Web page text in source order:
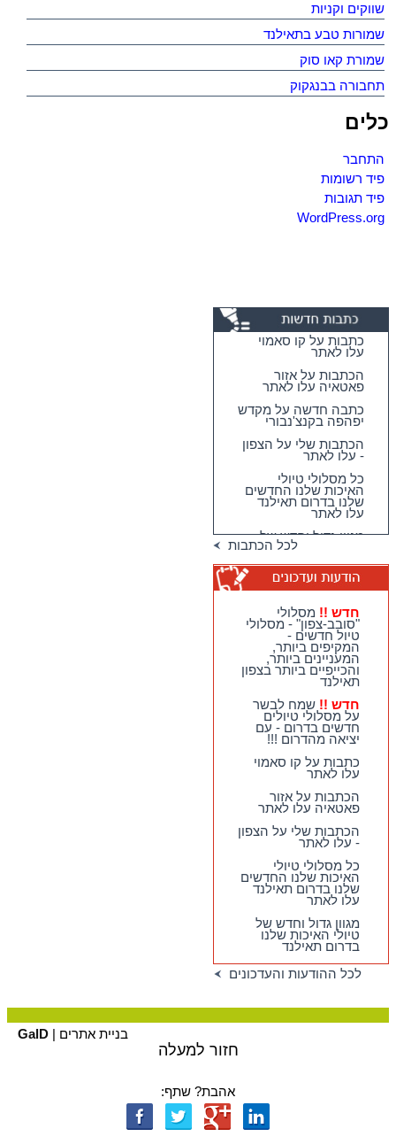
שווקים וקניות
שמורות טבע בתאילנד
שמורת קאו סוק
תחבורה בבנגקוק
כלים
התחבר
פיד רשומות
פיד תגובות
WordPress.org
כתבות על קו סאמוי
עלו לאתר
הכתבות על אזור
פאטאיה עלו לאתר
כתבה חדשה על מקדש
יפהפה בקנצ'נבורי
הכתבות שלי על הצפון
- עלו לאתר
כל מסלולי טיולי
האיכות שלנו החדשים
שלנו בדרום תאילנד
עלו לאתר
מגוון גדול וחדש של
טיולי האיכות שלנו
טיולי יום מהואה הין -
מבחר גדול של
מסלולים כייפיים
וחווייתיים לנופשים
בהואה הין !!
חדש !!מסלולי
"סובב-צפון" - מסלולי
טיול חדשים - המקיפים
ביותר, המעניינים
ביותר, והכייפיים ביותר
בצפון תאילנד
חדש !! שמח לבשר על
מסלולי טיולים חדשים
בדרום - עם יציאה
מהדרום !!!
לכל הכתבות
חדש !! מסלולי
"סובב-צפון" - מסלולי
טיול חדשים -
המקיפים ביותר,
המעניינים ביותר,
והכייפיים ביותר בצפון
תאילנד
חדש !! שמח לבשר
על מסלולי טיולים
חדשים בדרום - עם
יציאה מהדרום !!!
כתבות על קו סאמוי
עלו לאתר
הכתבות על אזור
פאטאיה עלו לאתר
הכתבות שלי על הצפון
- עלו לאתר
כל מסלולי טיולי
האיכות שלנו החדשים
שלנו בדרום תאילנד
עלו לאתר
מגוון גדול וחדש של
טיולי האיכות שלנו
בדרום תאילנד
לכל ההודעות והעדכונים
בניית אתרים | GalD
חזור למעלה
אהבת? שתף: